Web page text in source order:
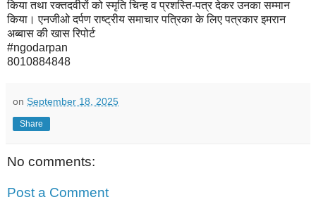
किया तथा रक्तदवीरों को स्मृति चिन्ह व प्रशस्ति-पत्र देकर उनका सम्मान
किया। एनजीओ दर्पण राष्ट्रीय समाचार पत्रिका के लिए पत्रकार इमरान
अब्बास की खास रिपोर्ट
#ngodarpan
8010884848
on September 18, 2025
Share
No comments:
Post a Comment